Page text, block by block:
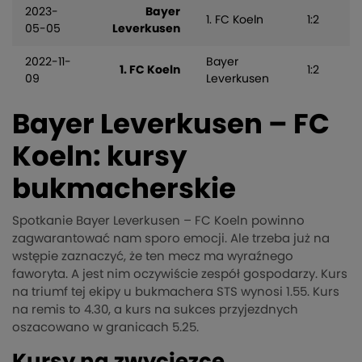
2023-
05-05
Bayer
Leverkusen
1. FC Koeln 1:2
2022-11-
09
1. FC Koeln
Bayer
Leverkusen
1:2
Bayer Leverkusen – FC
Koeln: kursy
bukmacherskie
Spotkanie Bayer Leverkusen – FC Koeln powinno
zagwarantować nam sporo emocji. Ale trzeba już na
wstępie zaznaczyć, że ten mecz ma wyraźnego
faworyta. A jest nim oczywiście zespół gospodarzy. Kurs
na triumf tej ekipy u bukmachera STS wynosi 1.55. Kurs
na remis to 4.30, a kurs na sukces przyjezdnych
oszacowano w granicach 5.25.